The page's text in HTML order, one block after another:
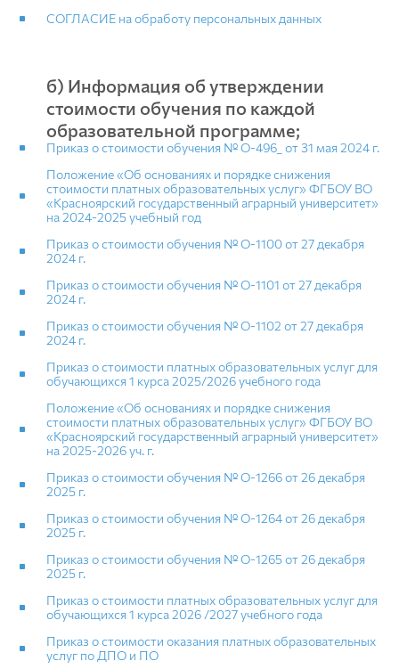
СОГЛАСИЕ на обработу персональных данных
б) Информация об утверждении
стоимости обучения по каждой
образовательной программе;
Приказ о стоимости обучения № O-496_ от 31 мая 2024 г.
Положение «Об основаниях и порядке снижения
стоимости платных образовательных услуг» ФГБОУ ВО
«Красноярский государственный аграрный университет»
на 2024-2025 учебный год
Приказ о стоимости обучения № O-1100 от 27 декабря
2024 г.
Приказ о стоимости обучения № O-1101 от 27 декабря
2024 г.
Приказ о стоимости обучения № O-1102 от 27 декабря
2024 г.
Приказ о стоимости платных образовательных услуг для
обучающихся 1 курса 2025/2026 учебного года
Положение «Об основаниях и порядке снижения
стоимости платных образовательных услуг» ФГБОУ ВО
«Красноярский государственный аграрный университет»
на 2025-2026 уч. г.
Приказ о стоимости обучения № O-1266 от 26 декабря
2025 г.
Приказ о стоимости обучения № O-1264 от 26 декабря
2025 г.
Приказ о стоимости обучения № O-1265 от 26 декабря
2025 г.
Приказ о стоимости платных образовательных услуг для
обучающихся 1 курса 2026 /2027 учебного года
Приказ о стоимости оказания платных образовательных
услуг по ДПО и ПО